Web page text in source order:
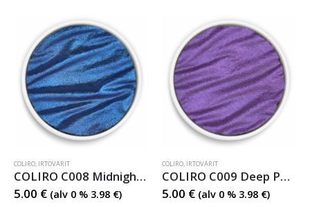
COLIRO IRTOVÄRIT
COLIRO C008 Midnight Blue Metallihohtovesiväri
5.00 € (alv 0 % 3.98 €)
COLIRO IRTOVÄRIT
COLIRO C009 Deep Purple Metallihohtovesiväri
5.00 € (alv 0 % 3.98 €)